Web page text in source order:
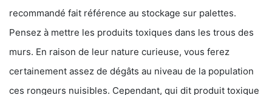
recommandé fait référence au stockage sur palettes.
Pensez à mettre les produits toxiques dans les trous des
murs. En raison de leur nature curieuse, vous ferez
certainement assez de dégâts au niveau de la population
ces rongeurs nuisibles. Cependant, qui dit produit toxique